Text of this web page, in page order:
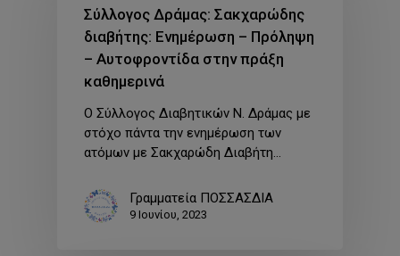
Σύλλογος Δράμας: Σακχαρώδης
διαβήτης: Ενημέρωση – Πρόληψη
– Αυτοφροντίδα στην πράξη
καθημερινά
Ο Σύλλογος Διαβητικών Ν. Δράμας με
στόχο πάντα την ενημέρωση των
ατόμων με Σακχαρώδη Διαβήτη…
Γραμματεία ΠΟΣΣΑΣΔΙΑ
9 Ιουνίου, 2023